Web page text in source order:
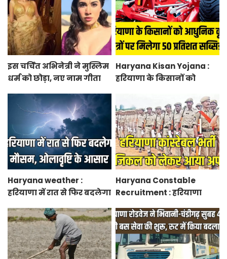
इस चर्चित अभिनेत्री ने मुस्लिम
धर्म को छोड़ा, नए नाम गीता
Haryana Kisan Yojana :
हरियाणा के किसानों को
50 प्रतिशत सब्सिडी, फटाफट
करें आवेदन
Haryana weather :
हरियाणा में रात से फिर बदलेगा
Haryana Constable
Recruitment : हरियाणा
लेकर आया अपडेट, हर पद के
लिए 55 युवाओं ने किया
आवेदन